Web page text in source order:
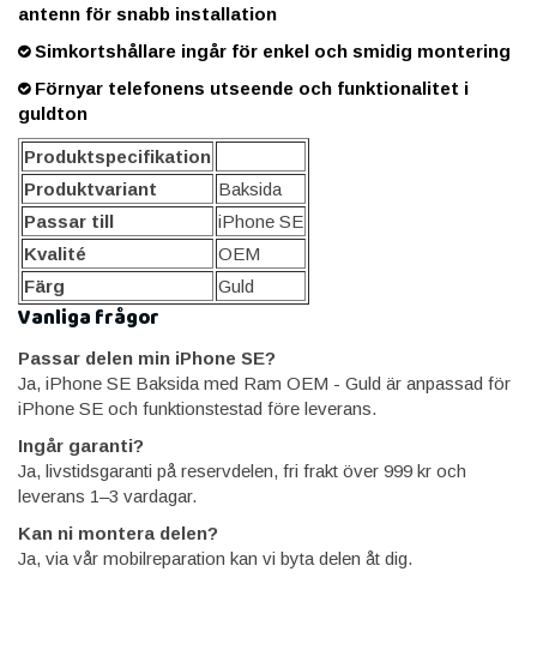
antenn för snabb installation
Simkortshållare ingår för enkel och smidig montering
Förnyar telefonens utseende och funktionalitet i
guldton
Produktspecifikation
Produktvariant
Baksida
Passar till
iPhone SE
Kvalité
OEM
Färg
Guld
Vanliga frågor
Passar delen min iPhone SE?
Ja, iPhone SE Baksida med Ram OEM - Guld är anpassad för
iPhone SE och funktionstestad före leverans.
Ingår garanti?
Ja, livstidsgaranti på reservdelen, fri frakt över 999 kr och
leverans 1–3 vardagar.
Kan ni montera delen?
Ja, via vår mobilreparation kan vi byta delen åt dig.